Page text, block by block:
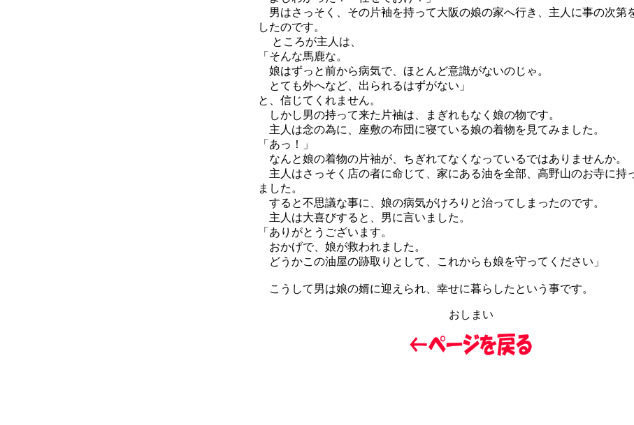
男はさっそく、その片袖を持って大阪の娘の家へ行き、主人に事の次第
したのです。
ところが主人は、
「そんな馬鹿な。
娘はずっと前から病気で、ほとんど意識がないのじゃ。
とても外へなど、出られるはずがない」
と、信じてくれません。
しかし男の持って来た片袖は、まぎれもなく娘の物です。
主人は念の為に、座敷の布団に寝ている娘の着物を見てみました。
「あっ！」
なんと娘の着物の片袖が、ちぎれてなくなっているではありませんか。
主人はさっそく店の者に命じて、家にある油を全部、高野山のお寺に持
ました。
すると不思議な事に、娘の病気がけろりと治ってしまったのです。
主人は大喜びすると、男に言いました。
「ありがとうございます。
おかげで、娘が救われました。
どうかこの油屋の跡取りとして、これからも娘を守ってください」
こうして男は娘の婿に迎えられ、幸せに暮らしたという事です。
おしまい